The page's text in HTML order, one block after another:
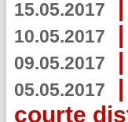
15.05.2017 |
10.05.2017 |
09.05.2017 |
05.05.2017 |
courte